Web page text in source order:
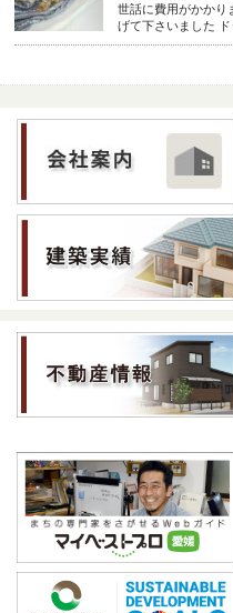
世話に費用がかかり
げて下さいました